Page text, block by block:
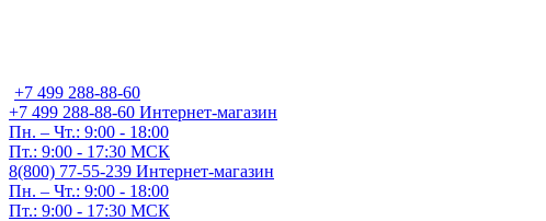
+7 499 288-88-60
+7 499 288-88-60 Интернет-магазин
Пн. – Чт.: 9:00 - 18:00
Пт.: 9:00 - 17:30 МСК
8(800) 77-55-239 Интернет-магазин
Пн. – Чт.: 9:00 - 18:00
Пт.: 9:00 - 17:30 МСК